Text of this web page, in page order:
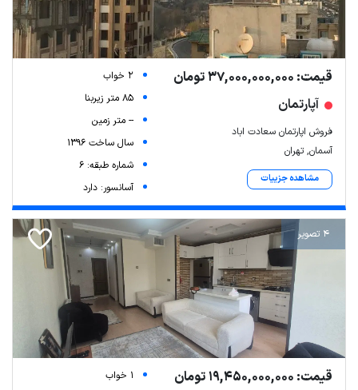
قیمت: 37,000,000,000 تومان
آپارتمان
فروش اپارتمان سعادت اباد
آسمان, تهران
مشاهده جزییات
2 خواب
85 متر زیربنا
-- متر زمین
سال ساخت 1396
شماره طبقه: 6
آسانسور: دارد
4 تصویر
قیمت: 19,450,000,000 تومان
1 خواب